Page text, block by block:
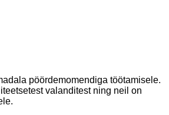
pöördemomendiga töötamisele.
valanditest ning neil on